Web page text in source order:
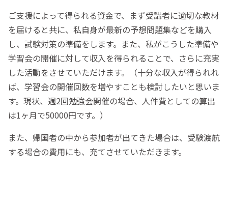
ご支援によって得られる資金で、まず受講者に適切な教材
を届けると共に、私自身が最新の予想問題集などを購入
し、試験対策の準備をします。また、私がこうした準備や
学習会の開催に対して収入を得られることで、さらに充実
した活動をさせていただけます。（十分な収入が得られれ
ば、学習会の開催回数を増やすことも検討したいと思いま
す。現状、週2回勉強会開催の場合、人件費としての算出
は1ヶ月で50000円です。）
また、帰国者の中から参加者が出てきた場合は、受験渡航
する場合の費用にも、充てさせていただきます。